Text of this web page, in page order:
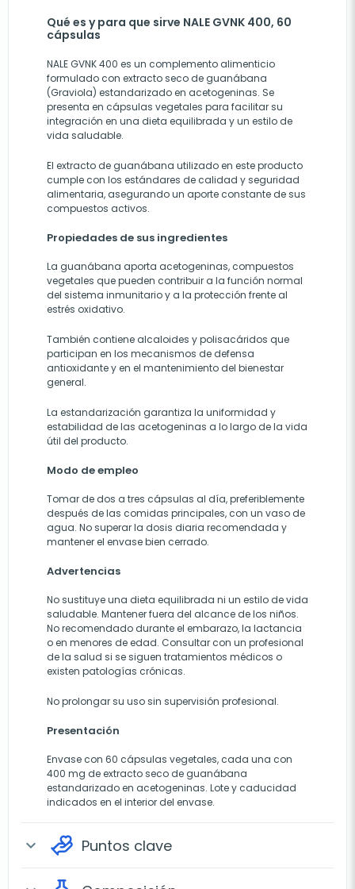
Qué es y para que sirve NALE GVNK 400, 60
cápsulas
NALE GVNK 400 es un complemento alimenticio
formulado con extracto seco de guanábana
(Graviola) estandarizado en acetogeninas. Se
presenta en cápsulas vegetales para facilitar su
integración en una dieta equilibrada y un estilo de
vida saludable.
El extracto de guanábana utilizado en este producto
cumple con los estándares de calidad y seguridad
alimentaria, asegurando un aporte constante de sus
compuestos activos.
Propiedades de sus ingredientes
La guanábana aporta acetogeninas, compuestos
vegetales que pueden contribuir a la función normal
del sistema inmunitario y a la protección frente al
estrés oxidativo.
También contiene alcaloides y polisacáridos que
participan en los mecanismos de defensa
antioxidante y en el mantenimiento del bienestar
general.
La estandarización garantiza la uniformidad y
estabilidad de las acetogeninas a lo largo de la vida
útil del producto.
Modo de empleo
Tomar de dos a tres cápsulas al día, preferiblemente
después de las comidas principales, con un vaso de
agua. No superar la dosis diaria recomendada y
mantener el envase bien cerrado.
Advertencias
No sustituye una dieta equilibrada ni un estilo de vida
saludable. Mantener fuera del alcance de los niños.
No recomendado durante el embarazo, la lactancia
o en menores de edad. Consultar con un profesional
de la salud si se siguen tratamientos médicos o
existen patologías crónicas.
No prolongar su uso sin supervisión profesional.
Presentación
Envase con 60 cápsulas vegetales, cada una con
400 mg de extracto seco de guanábana
estandarizado en acetogeninas. Lote y caducidad
indicados en el interior del envase.
expand_more Puntos clave